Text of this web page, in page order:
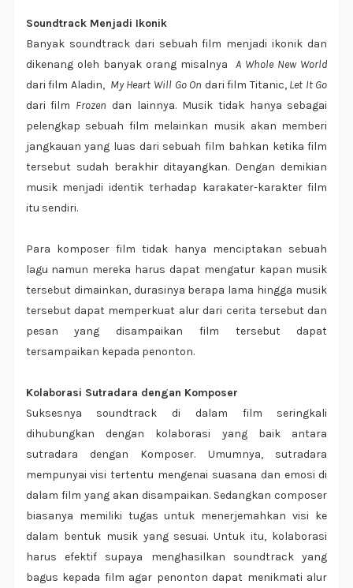
Soundtrack Menjadi Ikonik
Banyak soundtrack dari sebuah film menjadi ikonik dan
dikenang oleh banyak orang misalnyaA Whole New World
dari film Aladin, My Heart Will Go On dari film Titanic, Let It Go
dari film Frozen dan lainnya. Musik tidak hanya sebagai
pelengkap sebuah film melainkan musik akan memberi
jangkauan yang luas dari sebuah film bahkan ketika film
tersebut sudah berakhir ditayangkan. Dengan demikian
musik menjadi identik terhadap karakater-karakter film
itu sendiri.
Para komposer film tidak hanya menciptakan sebuah
lagu namun mereka harus dapat mengatur kapan musik
tersebut dimainkan, durasinya berapa lama hingga musik
tersebut dapat memperkuat alur dari cerita tersebut dan
pesan yang disampaikan film tersebut dapat
tersampaikan kepada penonton.
Kolaborasi Sutradara dengan Komposer
Suksesnya soundtrack di dalam film seringkali
dihubungkan dengan kolaborasi yang baik antara
sutradara dengan Komposer. Umumnya, sutradara
mempunyai visi tertentu mengenai suasana dan emosi di
dalam film yang akan disampaikan. Sedangkan composer
biasanya memiliki tugas untuk menerjemahkan visi ke
dalam bentuk musik yang sesuai. Untuk itu, kolaborasi
harus efektif supaya menghasilkan soundtrack yang
bagus kepada film agar penonton dapat menikmati alur